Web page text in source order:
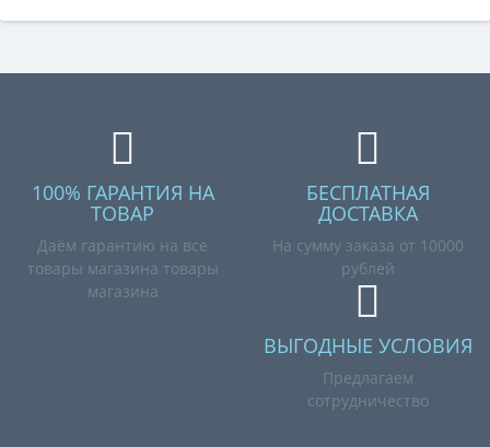
100% ГАРАНТИЯ НА
ТОВАР
Даём гарантию на все
товары магазина товары
магазина
БЕСПЛАТНАЯ
ДОСТАВКА
На сумму заказа от 10000
рублей
ВЫГОДНЫЕ УСЛОВИЯ
Предлагаем
сотрудничество